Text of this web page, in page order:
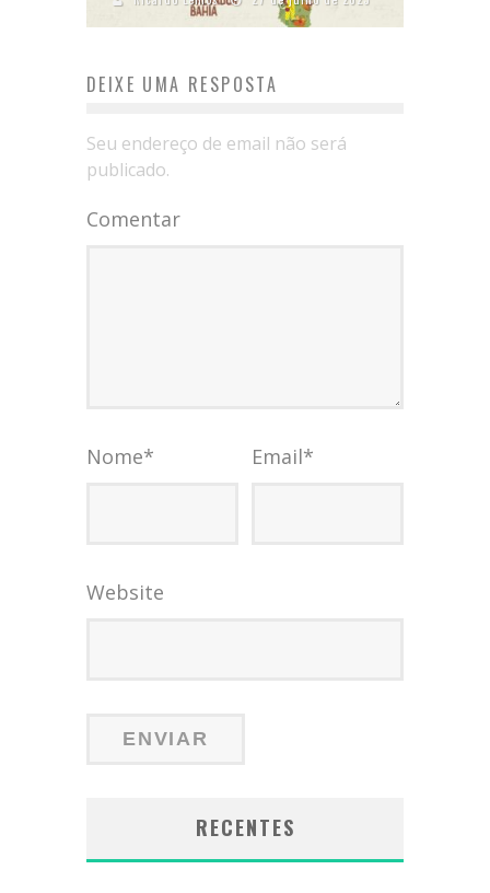
DEIXE UMA RESPOSTA
Seu endereço de email não será
publicado.
Comentar
Nome* Email*
Website
RECENTES